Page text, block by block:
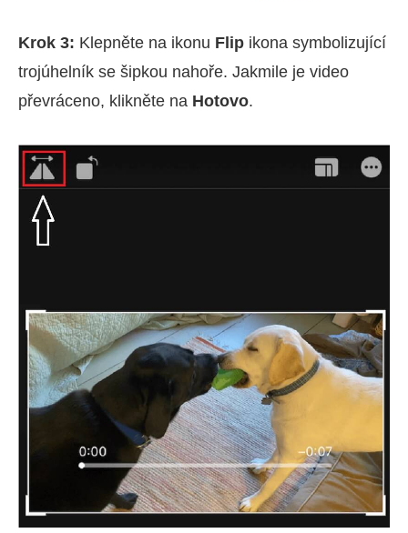
Krok 3: Klepněte na ikonu Flip ikona symbolizující
trojúhelník se šipkou nahoře. Jakmile je video
převráceno, klikněte na Hotovo.